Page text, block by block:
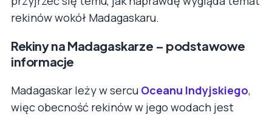
rekinów wokół Madagaskaru.
Rekiny na Madagaskarze – podstawowe
informacje
Madagaskar leży w sercu Oceanu Indyjskiego,
więc obecność rekinów w jego wodach jest